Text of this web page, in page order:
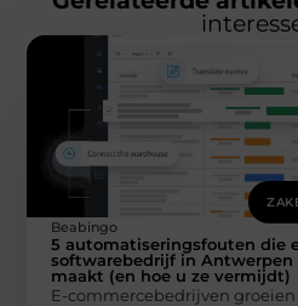
Beabingo
5 automatiseringsfouten die
softwarebedrijf in Antwerpen
maakt (en hoe u ze vermijdt)
E-commercebedrijven groeien